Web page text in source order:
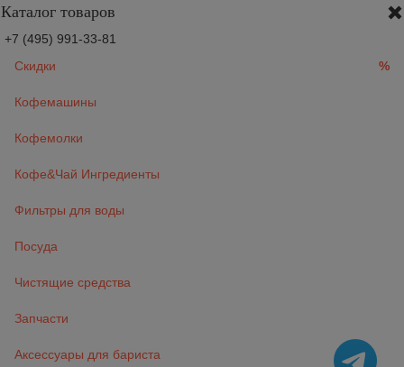
Каталог товаров
+7 (495) 991-33-81
Скидки
%
Кофемашины
Кофемолки
Кофе&Чай Ингредиенты
Фильтры для воды
Посуда
Чистящие средства
Запчасти
Аксессуары для бариста